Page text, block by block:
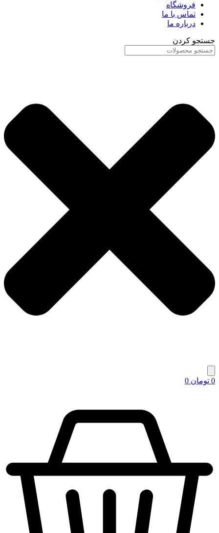
فروشگاه
تماس با ما
درباره ما
جستجو کردن
0 تومان 0